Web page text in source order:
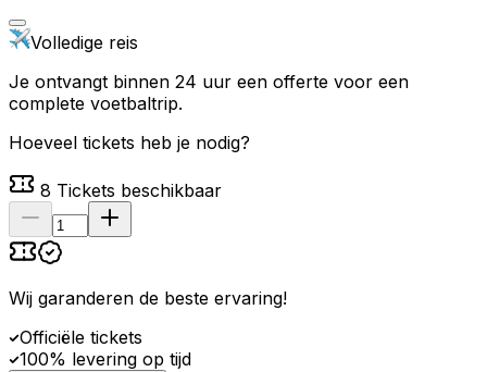
Volledige reis
Je ontvangt binnen 24 uur een offerte voor een
complete voetbaltrip.
Hoeveel tickets heb je nodig?
8 Tickets beschikbaar
Wij garanderen de beste ervaring!
Officiële tickets
100% levering op tijd